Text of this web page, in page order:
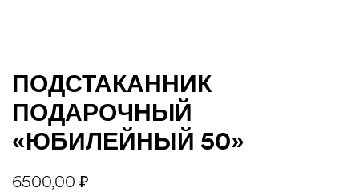
ПОДСТАКАННИК
ПОДАРОЧНЫЙ
«ЮБИЛЕЙНЫЙ 50»
6500,00 ₽